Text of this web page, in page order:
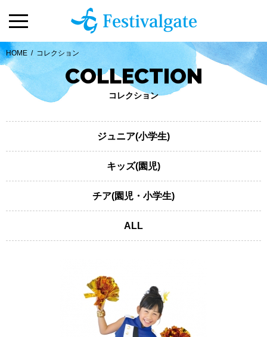
HOME / コレクション
COLLECTION
コレクション
ジュニア(小学生)
キッズ(園児)
チア(園児・小学生)
ALL